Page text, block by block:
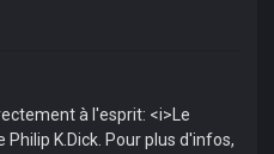
à l'esprit: <i>Le
K.Dick. Pour plus d'infos,